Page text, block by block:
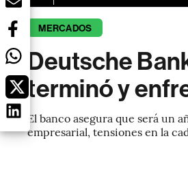
MERCADOS
Deutsche
terminó y
El banco asegura que será un
empresarial, tensiones en la